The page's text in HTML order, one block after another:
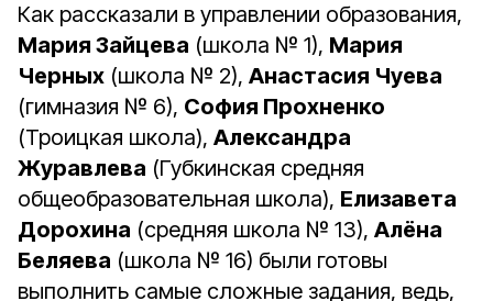
Как рассказали в управлении образования,
Мария Зайцева (школа № 1), Мария
Черных (школа № 2), Анастасия Чуева
(гимназия № 6), София Прохненко
(Троицкая школа), Александра
Журавлева (Губкинская средняя
общеобразовательная школа), Елизавета
Дорохина (средняя школа № 13), Алёна
Беляева (школа № 16) были готовы
выполнить самые сложные задания, ведь,